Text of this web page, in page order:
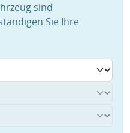
sind
Sie Ihre